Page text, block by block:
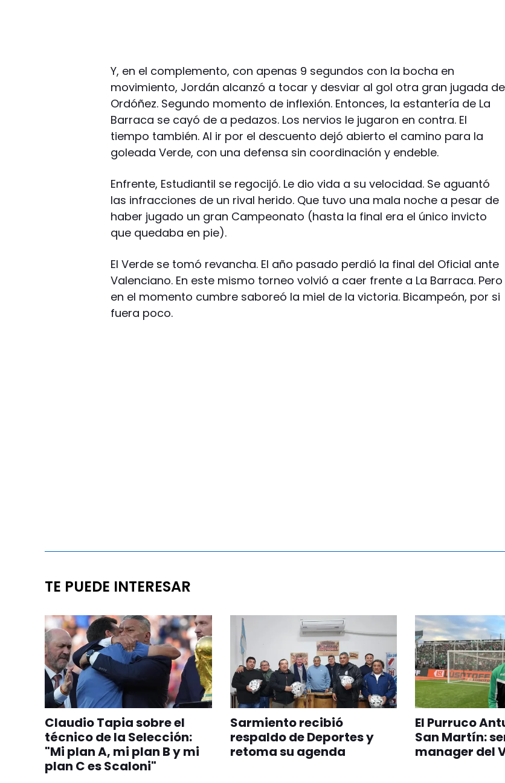
Y, en el complemento, con apenas 9 segundos con la bocha en
movimiento, Jordán alcanzó a tocar y desviar al gol otra gran jugada de
Ordóñez. Segundo momento de inflexión. Entonces, la estantería de La
Barraca se cayó de a pedazos. Los nervios le jugaron en contra. El
tiempo también. Al ir por el descuento dejó abierto el camino para la
goleada Verde, con una defensa sin coordinación y endeble.
Enfrente, Estudiantil se regocijó. Le dio vida a su velocidad. Se aguantó
las infracciones de un rival herido. Que tuvo una mala noche a pesar de
haber jugado un gran Campeonato (hasta la final era el único invicto
que quedaba en pie).
El Verde se tomó revancha. El año pasado perdió la final del Oficial ante
Valenciano. En este mismo torneo volvió a caer frente a La Barraca. Pero
en el momento cumbre saboreó la miel de la victoria. Bicampeón, por si
fuera poco.
TE PUEDE INTERESAR
Claudio Tapia sobre el
técnico de la Selección:
"Mi plan A, mi plan B y mi
plan C es Scaloni"
Sarmiento recibió
respaldo de Deportes y
retoma su agenda
El Purruco
San Martín:
manager del